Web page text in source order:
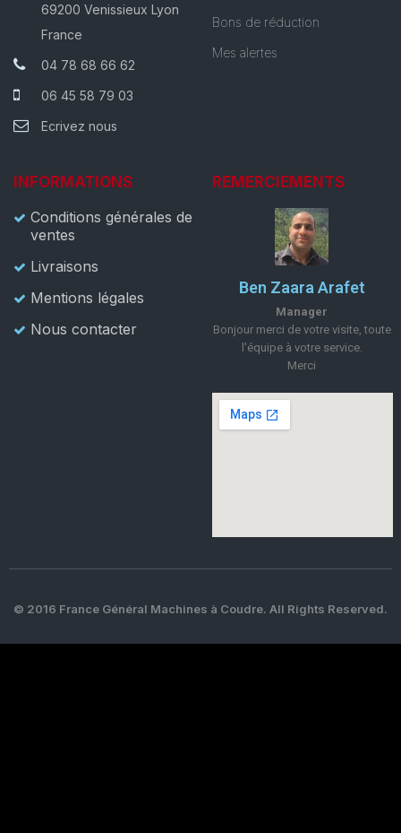
69200 Venissieux Lyon
France
04 78 68 66 62
06 45 58 79 03
Ecrivez nous
Bons de réduction
Mes alertes
INFORMATIONS
Conditions générales de
ventes
Livraisons
Mentions légales
Nous contacter
REMERCIEMENTS
Ben Zaara Arafet
Manager
Bonjour merci de votre visite, toute
l'équipe à votre service.
Merci
© 2016 France Général Machines à Coudre. All Rights Reserved.